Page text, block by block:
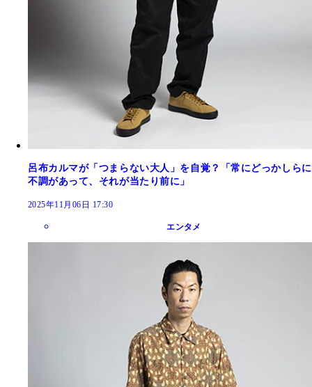
呂布カルマが「つまらない大人」を自覚？「常にどっかしらに
不調があって、それが当たり前に」
2025年11月06日 17:30
エンタメ